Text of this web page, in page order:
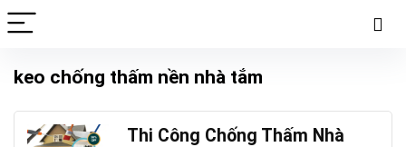
keo chống thấm nền nhà tắm
Thi Công Chống Thấm Nhà